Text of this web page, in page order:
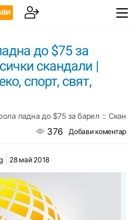
до $75 за
скандали |
спорт, свят,
падна до $75 за барел ::
376 Добави коментар
28 май 2018